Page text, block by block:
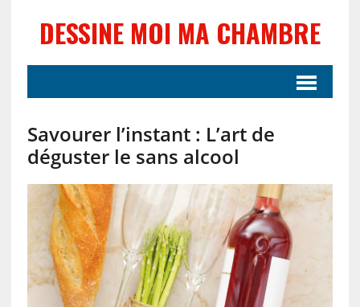
DESSINE MOI MA CHAMBRE
Savourer l’instant : L’art de
déguster le sans alcool